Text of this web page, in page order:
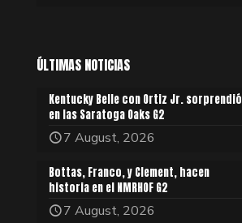
ÚLTIMAS NOTICIAS
Kentucky Belle con Ortiz Jr. sorprendió
en las Saratoga Oaks G2
7 August, 2026
Bottas, Franco, y Clement, hacen
historia en el NMRHOF G2
7 August, 2026